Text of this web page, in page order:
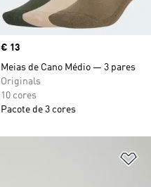
Price
€ 13
Meias de Cano Médio — 3 pares
Originals
10 cores
Pacote de 3 cores